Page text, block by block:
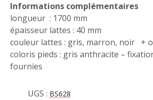
Informations complémentaires
longueur : 1700 mm
épaisseur lattes : 40 mm
couleur lattes : gris, marron, noir +
coloris pieds : gris anthracite –
fournies
UGS : BS628